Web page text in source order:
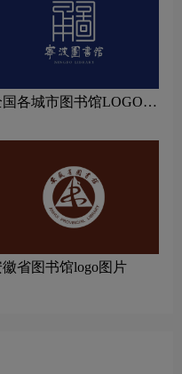
国各城市图书馆LOGO设
省图书馆logo图片